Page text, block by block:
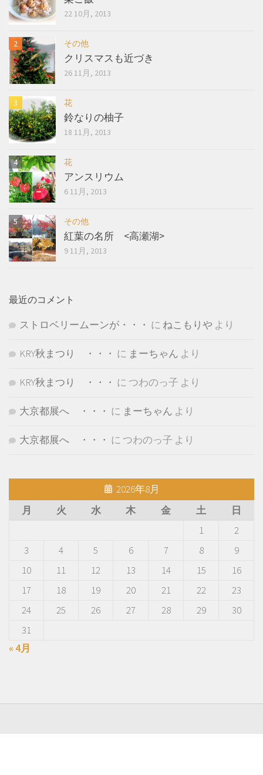
22 10月, 2013
その他
クリスマスも近づき
26 11月, 2013
花
鈴なりの柚子
18 11月, 2013
花
アンスリウム
6 11月, 2013
その他
紅葉の名所 <高瀬湖>
9 11月, 2013
最近のコメント
ストロベリームーンが・・・ に ねこもりや より
KRY秋まつり ・・・ に まーちゃん より
KRY秋まつり ・・・ に つわのっ子 より
大京都展へ ・・・ に まーちゃん より
大京都展へ ・・・ に つわのっ子 より
2026年8月
月
火 水 木 金 土
日
1
2
3
4 5 6 7 8
9
10
11 12 13 14 15
16
17
18 19 20 21 22
23
24
25 26 27 28 29
30
31
« 4月